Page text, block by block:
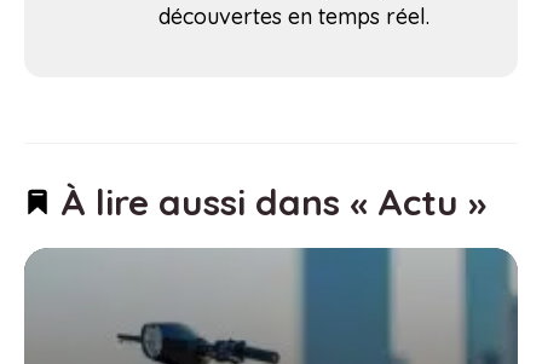
découvertes en temps réel.
À lire aussi dans « Actu »